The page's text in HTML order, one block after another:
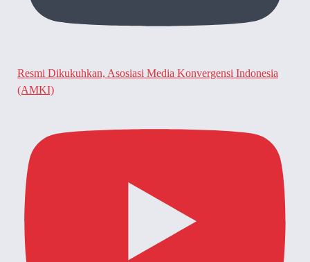
Resmi Dikukuhkan, Asosiasi Media Konvergensi Indonesia
(AMKI)